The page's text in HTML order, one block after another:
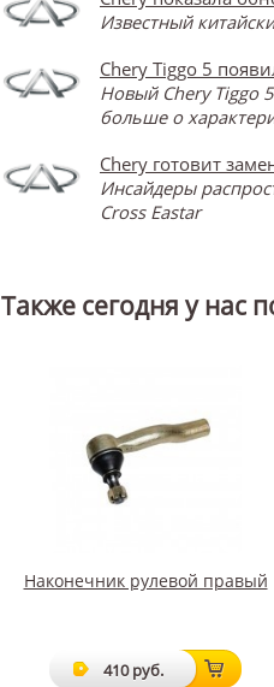
Известный
Chery Tiggo 5
Новый Chery Tiggo
больше о
Chery готовит
Инсайдеры
Cross Eastar
Также сегодня у нас
Наконечник рулевой правый
410 руб.